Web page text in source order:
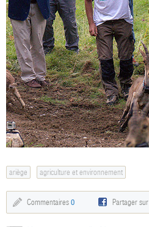
ariège agriculture et environnement
Commentaires 0 Partager